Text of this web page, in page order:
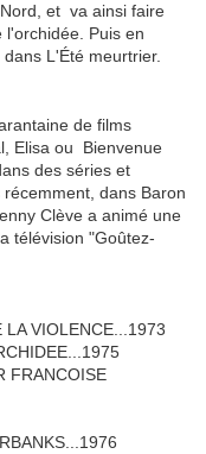
et va ainsi faire
Puis en
L'Été meurtrier.
de films
Elisa ou Bienvenue
des séries et
dans Baron
Clève a animé une
télévision "Goûtez-
VIOLENCE...1973
FRANCOISE